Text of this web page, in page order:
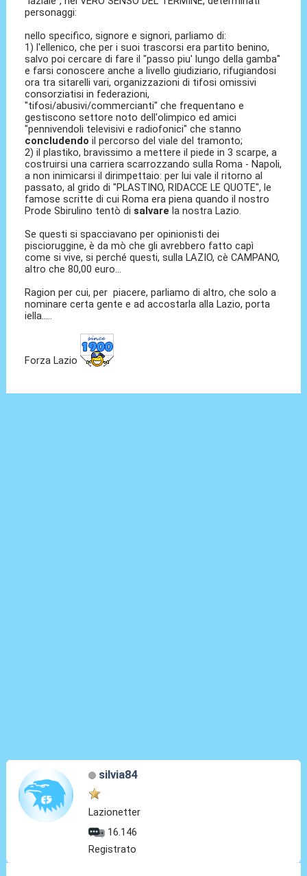
personaggi:
nello specifico, signore e signori, parliamo di:
1) l'ellenico, che per i suoi trascorsi era partito benino,
salvo poi cercare di fare il "passo piu' lungo della gamba"
e farsi conoscere anche a livello giudiziario, rifugiandosi
ora tra sitarelli vari, organizzazioni di tifosi omissivi
consorziatisi in federazioni,
"tifosi/abusivi/commercianti" che frequentano e
gestiscono settore noto dell'olimpico ed amici
"pennivendoli televisivi e radiofonici" che stanno
concludendo il percorso del viale del tramonto;
2) il plastiko, bravissimo a mettere il piede in 3 scarpe, a
costruirsi una carriera scarrozzando sulla Roma - Napoli,
a non inimicarsi il dirimpettaio: per lui vale il ritorno al
passato, al grido di "PLASTINO, RIDACCE LE QUOTE", le
famose scritte di cui Roma era piena quando il nostro
Prode Sbirulino tentò di salvare la nostra Lazio.
Se questi si spacciavano per opinionisti dei
piscioruggine, è da mò che gli avrebbero fatto capì
come si vive, si perché questi, sulla LAZIO, cè CAMPANO,
altro che 80,00 euro...
Ragion per cui, per piacere, parliamo di altro, che solo a
nominare certa gente e ad accostarla alla Lazio, porta
iella.....
Forza Lazio
silvia84
Lazionetter
16.146
Registrato